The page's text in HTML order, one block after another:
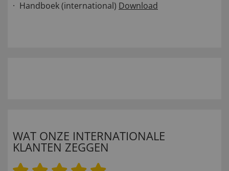
Handboek (international) Download
WAT ONZE INTERNATIONALE
KLANTEN ZEGGEN